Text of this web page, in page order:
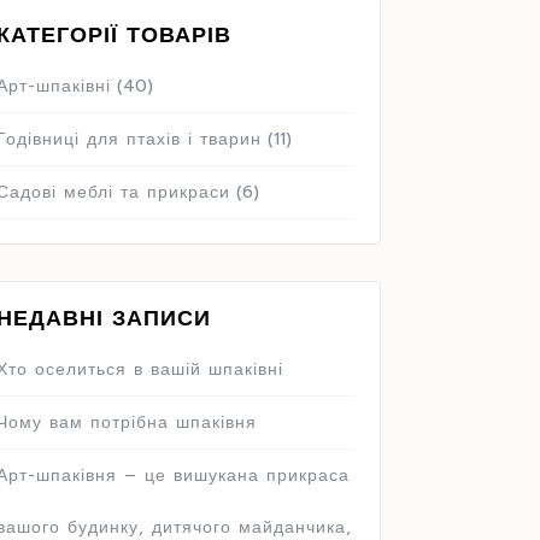
ТОВАРІВ
шпаківні (40)
для птахів і тварин (11)
меблі та прикраси (6)
ЗАПИСИ
оселиться в вашій шпаківні
вам потрібна шпаківня
шпаківня – це вишукана прикраса
будинку, дитячого майданчика,